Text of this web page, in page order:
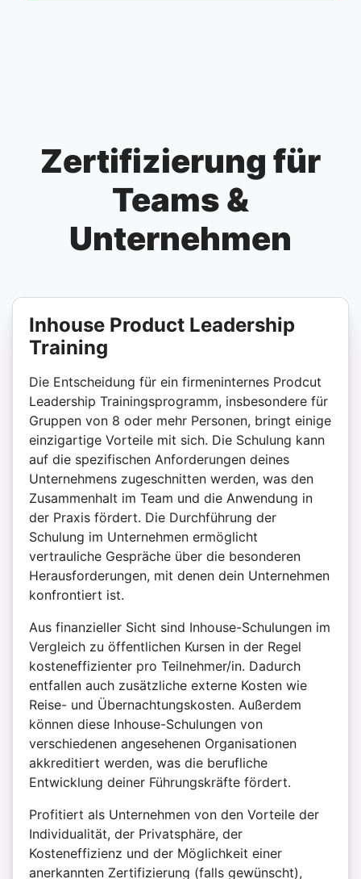
Zertifizierung für
Teams &
Unternehmen
Inhouse Product Leadership
Training
Die Entscheidung für ein firmeninternes Prodcut
Leadership Trainingsprogramm, insbesondere für
Gruppen von 8 oder mehr Personen, bringt einige
einzigartige Vorteile mit sich. Die Schulung kann
auf die spezifischen Anforderungen deines
Unternehmens zugeschnitten werden, was den
Zusammenhalt im Team und die Anwendung in
der Praxis fördert. Die Durchführung der
Schulung im Unternehmen ermöglicht
vertrauliche Gespräche über die besonderen
Herausforderungen, mit denen dein Unternehmen
konfrontiert ist.
Aus finanzieller Sicht sind Inhouse-Schulungen im
Vergleich zu öffentlichen Kursen in der Regel
kosteneffizienter pro Teilnehmer/in. Dadurch
entfallen auch zusätzliche externe Kosten wie
Reise- und Übernachtungskosten. Außerdem
können diese Inhouse-Schulungen von
verschiedenen angesehenen Organisationen
akkreditiert werden, was die berufliche
Entwicklung deiner Führungskräfte fördert.
Profitiert als Unternehmen von den Vorteile der
Individualität, der Privatsphäre, der
Kosteneffizienz und der Möglichkeit einer
anerkannten Zertifizierung (falls gewünscht),